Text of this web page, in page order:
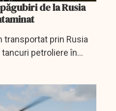
de la Rusia
transportat prin Rusia
petroliere în
Baltică a fost